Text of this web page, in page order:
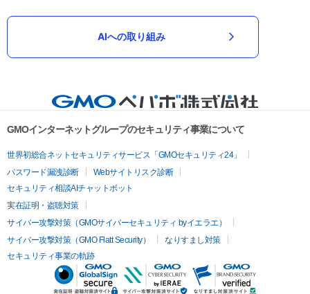
AIへの取り組み
GMOインターネットグループのセキュリティ事業について
世界初総合ネットセキュリティサービス「GMOセキュリティ24」
パスワード漏洩診断
Webサイトリスク診断
セキュリティ相談AIチャットボット
実在証明・盗聴対策
サイバー攻撃対策（GMOサイバーセキュリティ byイエラエ）
サイバー攻撃対策（GMO Flatt Security）
なりすまし対策
セキュリティ事業の軌跡